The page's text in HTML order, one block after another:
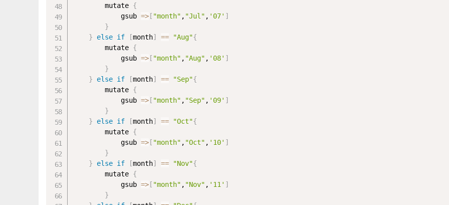
		mutate
{
			gsub
=> [ "month" , "Jul" , '07' ]
}
}
else if [month] == "Aug"{
		mutate
{
			gsub
=> [ "month" , "Aug" , '08' ]
}
}
else if [month] == "Sep"{
		mutate
{
			gsub
=> [ "month" , "Sep" , '09' ]
}
}
else if [month] == "Oct"{
		mutate
{
			gsub
=> [ "month" , "Oct" , '10' ]
}
}
else if [month] == "Nov"{
		mutate
{
			gsub
=> [ "month" , "Nov" , '11' ]
}